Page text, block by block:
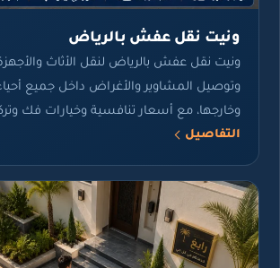
ونيت نقل عفش بالرياض
ونيت نقل عفش بالرياض لنقل الأثاث والأجهزة
وتوصيل المشاوير والأغراض داخل جميع أحياء
وخارجها، مع أسعار تنافسية وخيارات فك وتركيب
التفاصيل